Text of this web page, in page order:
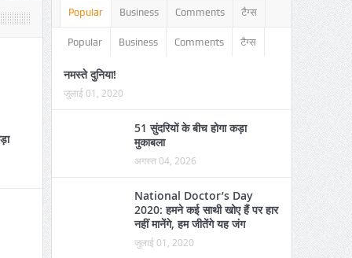
Popular Business Comments टैग्स
Popular Business Comments टैग्स
नमस्ते दुनिया!
जुलाई 01, 2020
51 सुंदरियों के बीच होगा कड़ा
मुकाबला
अगस्त 04, 2026
National Doctor’s Day
2020: हमने कई साथी खोए हैं पर हार
नहीं मानेंगे, हम जीतेंगे यह जंग
जुलाई 01, 2020